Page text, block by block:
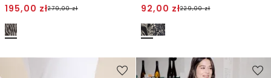
195,00 zł279,00zł 92,00 zł229,00zł